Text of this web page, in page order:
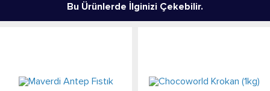
Bu Ürünlerde İlginizi Çekebilir.